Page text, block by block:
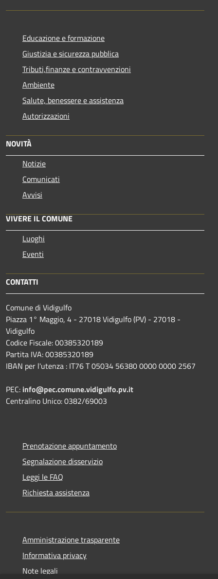
Educazione e formazione
Giustizia e sicurezza pubblica
Tributi,finanze e contravvenzioni
Ambiente
Salute, benessere e assistenza
Autorizzazioni
NOVITÀ
Notizie
Comunicati
Avvisi
VIVERE IL COMUNE
Luoghi
Eventi
CONTATTI
Comune di Vidigulfo
Piazza 1° Maggio, 4 - 27018 Vidigulfo (PV) - 27018 -
Vidigulfo
Codice Fiscale: 00385320189
Partita IVA: 00385320189
IBAN per l'utenza : IT76 T 05034 56380 0000 0000 2567
PEC: info@pec.comune.vidigulfo.pv.it
Centralino Unico: 0382/69003
Prenotazione appuntamento
Segnalazione disservizio
Leggi le FAQ
Richiesta assistenza
Amministrazione trasparente
Informativa privacy
Note legali